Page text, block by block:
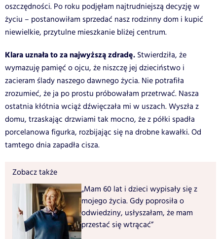
oszczędności. Po roku podjęłam najtrudniejszą decyzję w
życiu – postanowiłam sprzedać nasz rodzinny dom i kupić
niewielkie, przytulne mieszkanie bliżej centrum.
Klara uznała to za najwyższą zdradę. Stwierdziła, że
wymazuję pamięć o ojcu, że niszczę jej dzieciństwo i
zacieram ślady naszego dawnego życia. Nie potrafiła
zrozumieć, że ja po prostu próbowałam przetrwać. Nasza
ostatnia kłótnia wciąż dźwięczała mi w uszach. Wyszła z
domu, trzaskając drzwiami tak mocno, że z półki spadła
porcelanowa figurka, rozbijając się na drobne kawałki. Od
tamtego dnia zapadła cisza.
Zobacz także
„Mam 60 lat i dzieci wypisały się z
mojego życia. Gdy poprosiła o
odwiedziny, usłyszałam, że mam
przestać się wtrącać”